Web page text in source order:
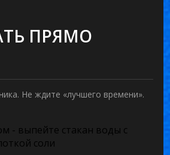
ПРЯМО
Не ждите «лучшего времени».
- выпейте стакан воды с
соли